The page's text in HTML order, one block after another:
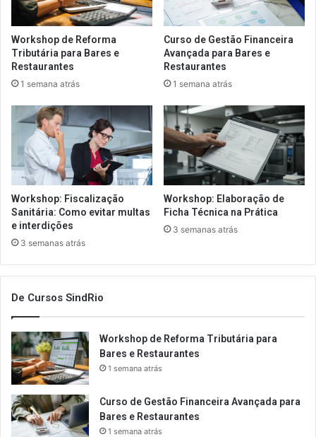
Workshop de Reforma
Tributária para Bares e
Restaurantes
1 semana atrás
Curso de Gestão Financeira
Avançada para Bares e
Restaurantes
1 semana atrás
Workshop: Fiscalização
Sanitária: Como evitar multas
e interdições
3 semanas atrás
Workshop: Elaboração de
Ficha Técnica na Prática
3 semanas atrás
De Cursos SindRio
Workshop de Reforma Tributária para
Bares e Restaurantes
1 semana atrás
Curso de Gestão Financeira Avançada para
Bares e Restaurantes
1 semana atrás